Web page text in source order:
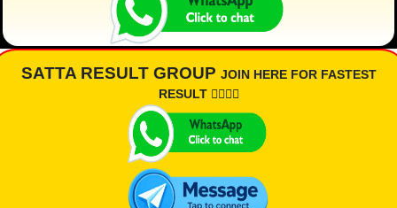
SATTA RESULT GROUP JOIN HERE FOR FASTEST
RESULT 👇🏾👇🏾